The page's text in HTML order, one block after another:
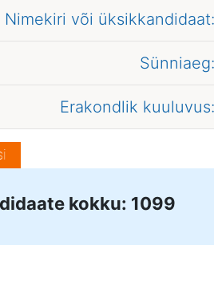
Nimekiri või üksikkandidaat:
Sünniaeg:
Erakondlik kuuluvus:
kokku: 1099